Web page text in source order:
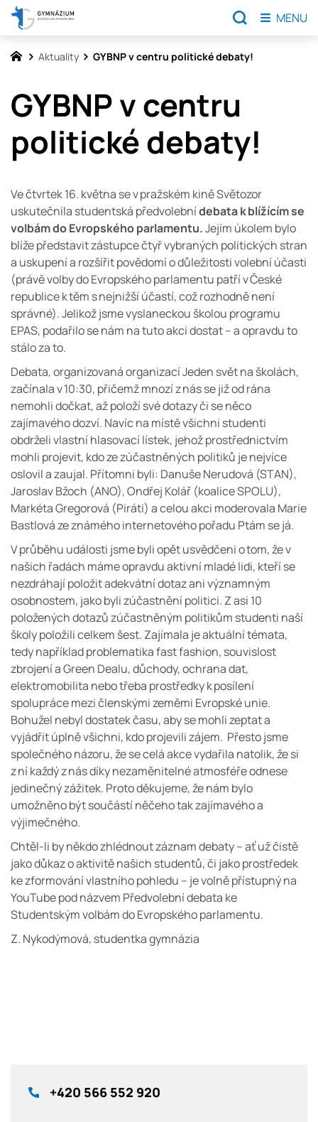
Aktuality GYBNP v centru politické debaty!
GYBNP v centru
politické debaty!
Ve čtvrtek 16. května se v pražském kině Světozor
uskutečnila studentská předvolebnídebata k blížícím se
volbám do Evropského parlamentu.Jejím úkolem bylo
blíže představit zástupce čtyř vybraných politických stran
a uskupení a rozšířit povědomí o důležitosti volební účasti
(právě volby do Evropského parlamentu patří v České
republice k těm s nejnižší účastí, což rozhodně není
správné). Jelikož jsme vyslaneckou školou programu
EPAS, podařilo se nám na tuto akci dostat – a opravdu to
stálo za to.
Debata, organizovaná organizací Jeden svět na školách,
začínala v 10:30, přičemž mnozí z nás se již od rána
nemohli dočkat, až položí své dotazy či se něco
zajímavého dozví. Navíc na místě všichni studenti
obdrželi vlastní hlasovací lístek, jehož prostřednictvím
mohli projevit, kdo ze zúčastněných politiků je nejvíce
oslovil a zaujal. Přítomni byli: Danuše Nerudová (STAN),
Jaroslav Bžoch (ANO), Ondřej Kolář (koalice SPOLU),
Markéta Gregorová (Piráti) a celou akci moderovala Marie
Bastlová ze známého internetového pořadu Ptám se já.
V průběhu události jsme byli opět usvědčeni o tom, že v
našich řadách máme opravdu aktivní mladé lidi, kteří se
nezdráhají položit adekvátní dotaz ani významným
osobnostem, jako byli zúčastnění politici. Z asi 10
položených dotazů zúčastněným politikům studenti naší
školy položili celkem šest. Zajímala je aktuální témata,
tedy například problematika fast fashion, souvislost
zbrojení a Green Dealu, důchody, ochrana dat,
elektromobilita nebo třeba prostředky k posílení
spolupráce mezi členskými zeměmi Evropské unie.
Bohužel nebyl dostatek času, aby se mohli zeptat a
vyjádřit úplně všichni, kdo projevili zájem. Přesto jsme
společného názoru, že se celá akce vydařila natolik, že si
z ní každý z nás díky nezaměnitelné atmosféře odnese
jedinečný zážitek. Proto děkujeme, že nám bylo
umožněno být součástí něčeho tak zajímavého a
výjimečného.
Chtěl-li by někdo zhlédnout záznam debaty – ať už čistě
jako důkaz o aktivitě našich studentů, či jako prostředek
ke zformování vlastního pohledu – je volně přístupný na
YouTube pod názvem Předvolební debata ke
Studentským volbám do Evropského parlamentu.
Z. Nykodýmová, studentka gymnázia
+420 566 552 920
MENU